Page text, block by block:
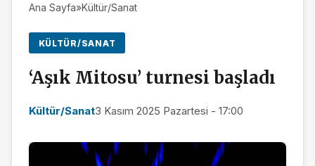
Ana Sayfa»Kültür/Sanat
KÜLTÜR/SANAT
‘Aşık Mitosu’ turnesi başladı
Kültür/Sanat3 Kasım 2025 Pazartesi - 17:00